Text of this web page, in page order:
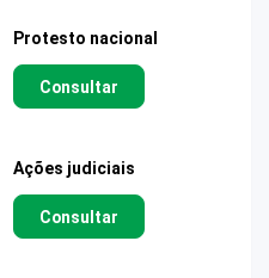
Protesto nacional
Consultar
Ações judiciais
Consultar